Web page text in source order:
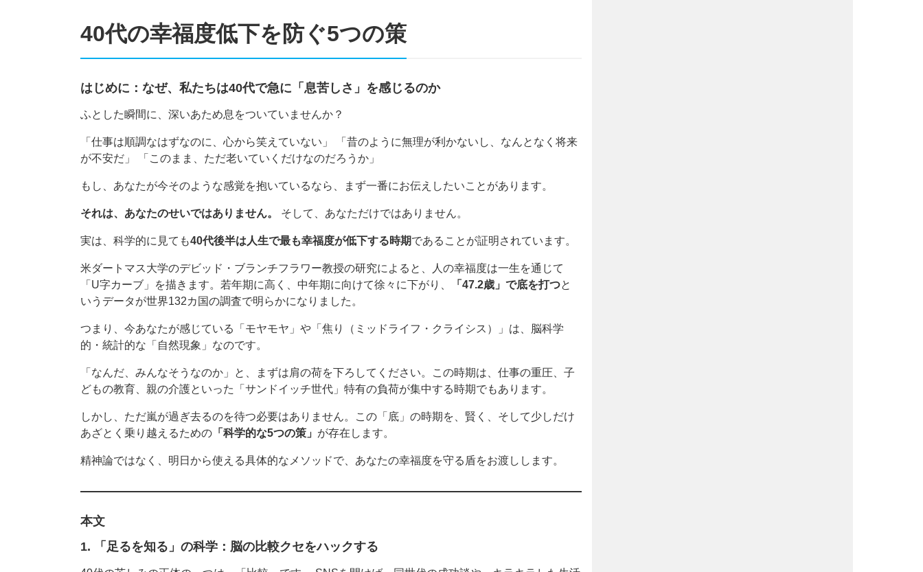
40代の幸福度低下を防ぐ5つの策
はじめに：なぜ、私たちは40代で急に「息苦しさ」を感じるのか
ふとした瞬間に、深いあため息をついていませんか？
「仕事は順調なはずなのに、心から笑えていない」 「昔のように無理が利かないし、なんとなく将来
が不安だ」 「このまま、ただ老いていくだけなのだろうか」
もし、あなたが今そのような感覚を抱いているなら、まず一番にお伝えしたいことがあります。
それは、あなたのせいではありません。 そして、あなただけではありません。
実は、科学的に見ても40代後半は人生で最も幸福度が低下する時期であることが証明されています。
米ダートマス大学のデビッド・ブランチフラワー教授の研究によると、人の幸福度は一生を通じて
「U字カーブ」を描きます。若年期に高く、中年期に向けて徐々に下がり、
「47.2歳」で底を打つと
いうデータが世界132カ国の調査で明らかになりました。
つまり、今あなたが感じている「モヤモヤ」や「焦り（ミッドライフ・クライシス）」は、脳科学
的・統計的な「自然現象」なのです。
「なんだ、みんなそうなのか」と、まずは肩の荷を下ろしてください。この時期は、仕事の重圧、子
どもの教育、親の介護といった「サンドイッチ世代」特有の負荷が集中する時期でもあります。
しかし、ただ嵐が過ぎ去るのを待つ必要はありません。この「底」の時期を、賢く、そして少しだけ
あざとく乗り越えるための 「科学的な5つの策」 が存在します。
精神論ではなく、明日から使える具体的なメソッドで、あなたの幸福度を守る盾をお渡しします。
本文
1. 「足るを知る」の科学：脳の比較クセをハックする